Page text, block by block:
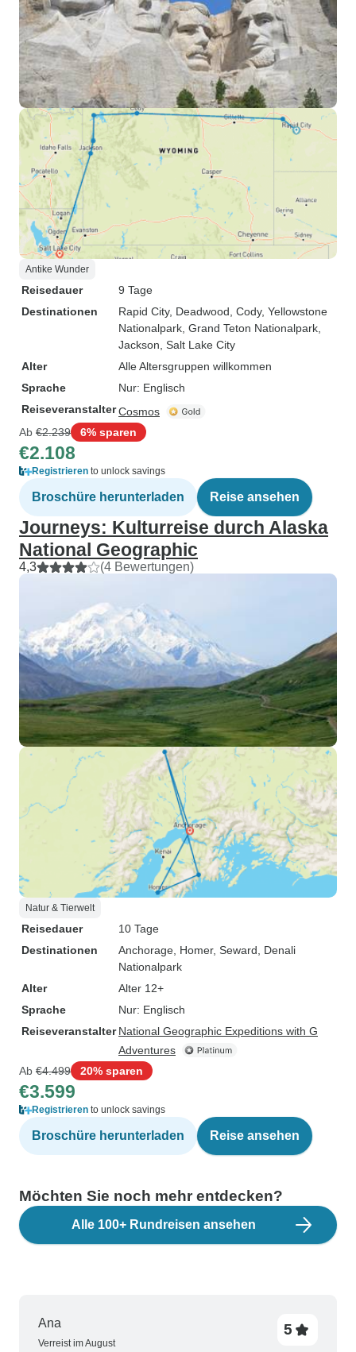
Antike Wunder
Reisedauer
9 Tage
Destinationen
Rapid City, Deadwood , Cody, Yellowstone
Nationalpark , Grand Teton Nationalpark
Jackson , Salt Lake City
Alter
Alle Altersgruppen willkommen
Sprache
Nur: Englisch
ReiseveranstalterCosmos
Ab €2.239 6% sparen
€2.108
Registrieren to unlock savings
Broschüre herunterladen Reise ansehen
Journeys: Kulturreise durch Alaska
National Geographic
4,3 (4 Bewertungen)
Natur & Tierwelt
Reisedauer
10 Tage
Destinationen
Anchorage , Homer, Seward , Denali
Nationalpark
Alter
Alter 12+
Sprache
Nur: Englisch
Reiseveranstalter National Geographic Expeditions with G
Adventures
Ab €4.499 20% sparen
€3.599
Registrieren to unlock savings
Broschüre herunterladen Reise ansehen
Möchten Sie noch mehr entdecken?
Alle 100+ Rundreisen ansehen
Ana
Verreist im August
5